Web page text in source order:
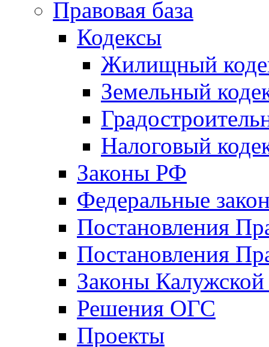
Правовая база
Кодексы
Жилищный
Земельный
Налоговый
Законы РФ
Федеральные
Постановления
Постановления
Законы Калужской
Решения ОГС
Проекты